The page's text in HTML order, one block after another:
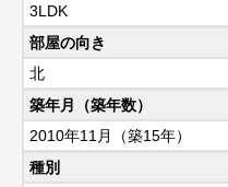
3LDK
部屋の向き
北
築年月（築年数）
2010年11月（築15年）
種別